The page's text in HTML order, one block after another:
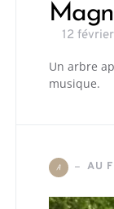
12
Un arbre
musique.
A AU